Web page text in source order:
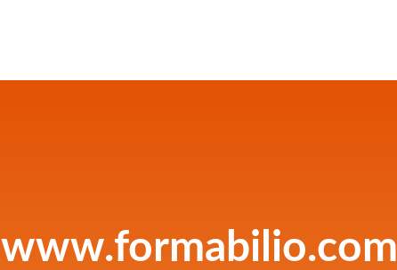
www.formabilio.com